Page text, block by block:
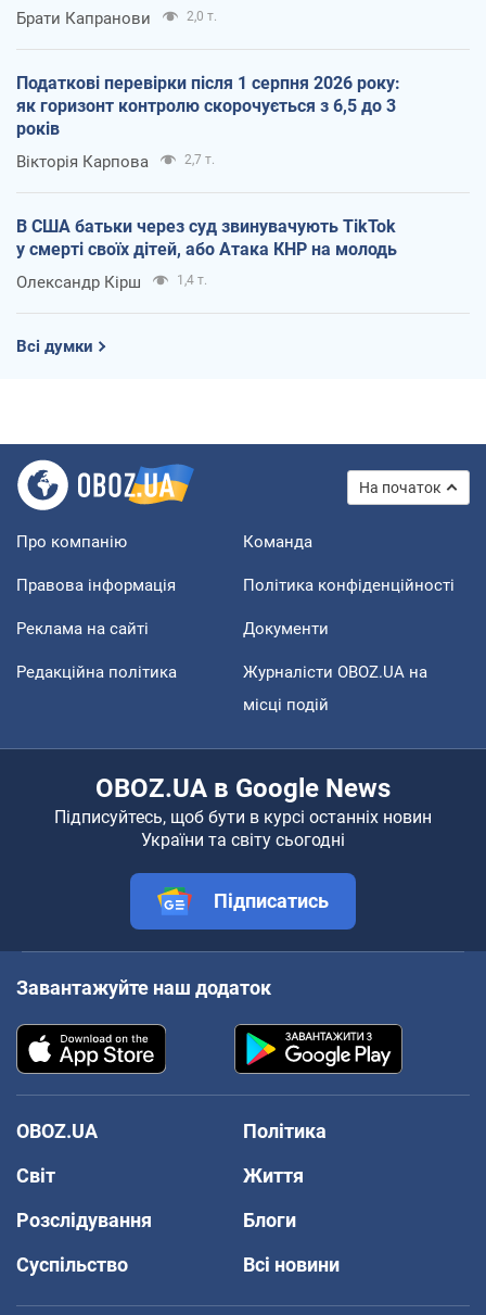
Брати Капранови 2,0 т.
Податкові перевірки після 1 серпня 2026 року:
як горизонт контролю скорочується з 6,5 до 3
років
Вікторія Карпова 2,7 т.
В США батьки через суд звинувачують TikTok
у смерті своїх дітей, або Атака КНР на молодь
Олександр Кірш 1,4 т.
Всі думки
На початок
Про компанію Команда
Правова інформація Політика конфіденційності
Реклама на сайті Документи
Редакційна політика
Журналісти OBOZ.UA на
місці подій
OBOZ.UA в Google News
Підписуйтесь, щоб бути в курсі останніх новин
України та світу сьогодні
Підписатись
Завантажуйте наш додаток
OBOZ.UA
Політика
Світ
Життя
Розслідування
Блоги
Суспільство
Всі новини